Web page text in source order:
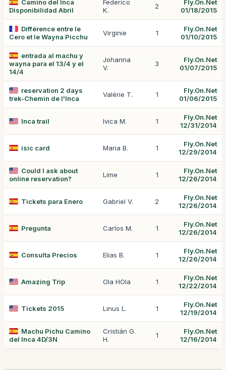
Camino del Inca
Disponibilidad Abril
Federico
K.
2
Fly.On.Net
01/18/2015
Différence entre le
Cero et le Wayna Picchu
Virginie 1
Fly.On.Net
01/10/2015
entrada al machu y
wayna para el 13/4 y el
14/4
Johanna
V.
3
Fly.On.Net
01/07/2015
reservation 2 days
trek-Chemin de l'Inca
Valérie T. 1
Fly.On.Net
01/06/2015
Inca trail Ivica M. 1
Fly.On.Net
12/31/2014
isic card Maria B. 1
Fly.On.Net
12/29/2014
Could I ask about
online reservation?
Lime 1
Fly.On.Net
12/26/2014
Tickets para Enero Gabriel V. 2
Fly.On.Net
12/26/2014
Pregunta Carlos M. 1
Fly.On.Net
12/26/2014
Consulta Precios Elias B. 1
Fly.On.Net
12/26/2014
Amazing Trip Ola HOla 1
Fly.On.Net
12/22/2014
Tickets 2015 Linus L. 1
Fly.On.Net
12/19/2014
Machu Pichu Camino
del Inca 4D/3N
Cristián G.
H.
1
Fly.On.Net
12/16/2014